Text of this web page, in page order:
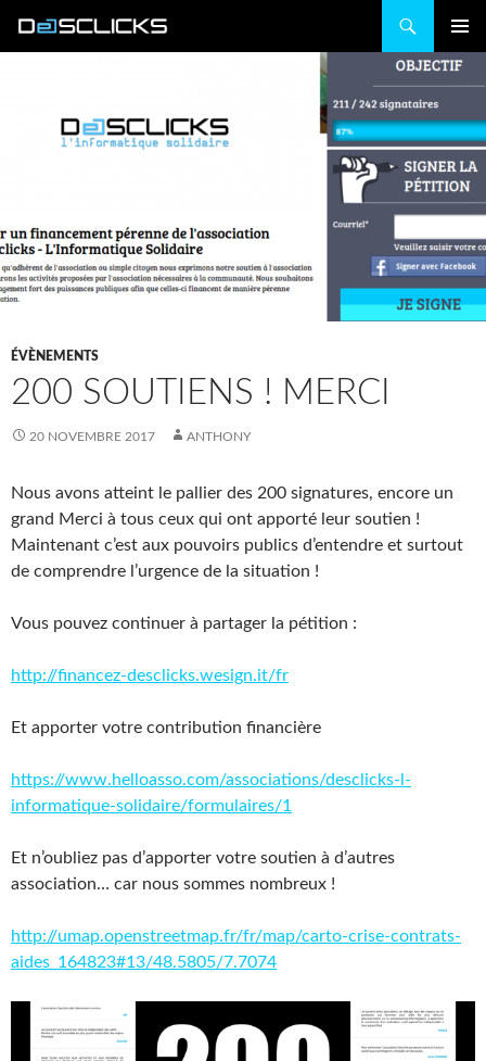
MENU
ÉVÈNEMENTS
200 SOUTIENS ! MERCI
20 NOVEMBRE 2017 ANTHONY
Nous avons atteint le pallier des 200 signatures, encore un
grand Merci à tous ceux qui ont apporté leur soutien !
Maintenant c’est aux pouvoirs publics d’entendre et surtout
de comprendre l’urgence de la situation !
Vous pouvez continuer à partager la pétition :
http://financez-desclicks.wesign.it/fr
Et apporter votre contribution financière
https://www.helloasso.com/associations/desclicks-l-
informatique-solidaire/formulaires/1
Et n’oubliez pas d’apporter votre soutien à d’autres
association… car nous sommes nombreux !
http://umap.openstreetmap.fr/fr/map/carto-crise-contrats-
aides_164823#13/48.5805/7.7074